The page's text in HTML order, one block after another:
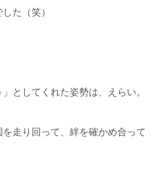
た（笑）
としてくれた姿勢は、えらい。
走り回って、絆を確かめ合って